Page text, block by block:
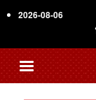
to
content
2026-08-06